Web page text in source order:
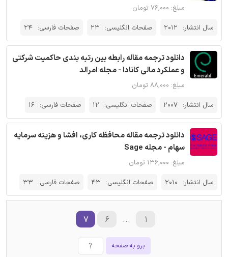
مبلغ: ۷۶,۰۰۰ تومان
سال انتشار: 2012 صفحات انگلیسی: 23 صفحات فارسی: 24
دانلود ترجمه مقاله رابطه بین رتبه بندی حاکمیت شرکتی
و عملکرد مالی کانادا - مجله امرالد
مبلغ: ۸۸,۰۰۰ تومان
سال انتشار: 2007 صفحات انگلیسی: 12 صفحات فارسی: 16
دانلود ترجمه مقاله محافظه کاری، افشا و هزینه سرمایه
سهام - مجله Sage
مبلغ: ۱۳۶,۰۰۰ تومان
سال انتشار: 2010 صفحات انگلیسی: 43 صفحات فارسی: 33
برو به صفحه
۱ ... ۶ ۷